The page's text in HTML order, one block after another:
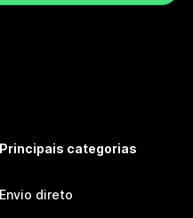
Principais categorias
Envio direto